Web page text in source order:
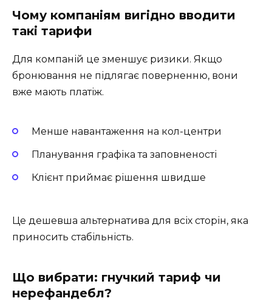
Чому компаніям вигідно вводити
такі тарифи
Для компаній це зменшує ризики. Якщо
бронювання не підлягає поверненню, вони
вже мають платіж.
Менше навантаження на кол-центри
Планування графіка та заповненості
Клієнт приймає рішення швидше
Це дешевша альтернатива для всіх сторін, яка
приносить стабільність.
Що вибрати: гнучкий тариф чи
нерефандебл?